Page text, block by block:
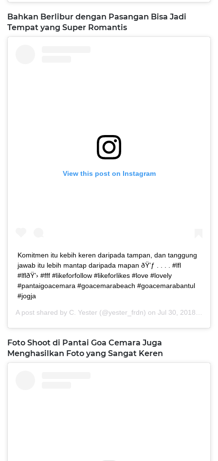
Bahkan Berlibur dengan Pasangan Bisa Jadi
Tempat yang Super Romantis
View this post on Instagram
Komitmen itu kebih keren daripada tampan, dan tanggung
jawab itu lebih mantap daripada mapan ðŸ’ƒ . . . . #lfl
#lflðŸ’› #fff #likeforfollow #likeforlikes #love #lovely
#pantaigoacemara #goacemarabeach #goacemarabantul
#jogja
A post shared by C. Yester (@yester_frdn) on Jul 30, 2018 at 7:53pm PDT
Foto Shoot di Pantai Goa Cemara Juga
Menghasilkan Foto yang Sangat Keren